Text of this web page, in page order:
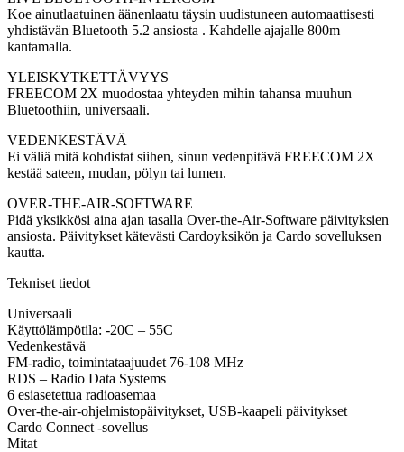
Koe ainutlaatuinen äänenlaatu täysin uudistuneen automaattisesti
yhdistävän Bluetooth 5.2 ansiosta . Kahdelle ajajalle 800m
kantamalla.
YLEISKYTKETTÄVYYS
FREECOM 2X muodostaa yhteyden mihin tahansa muuhun
Bluetoothiin, universaali.
VEDENKESTÄVÄ
Ei väliä mitä kohdistat siihen, sinun vedenpitävä FREECOM 2X
kestää sateen, mudan, pölyn tai lumen.
OVER-THE-AIR-SOFTWARE
Pidä yksikkösi aina ajan tasalla Over-the-Air-Software päivityksien
ansiosta. Päivitykset kätevästi Cardoyksikön ja Cardo sovelluksen
kautta.
Tekniset tiedot
Universaali
Käyttölämpötila: -20C – 55C
Vedenkestävä
FM-radio, toimintataajuudet 76-108 MHz
RDS – Radio Data Systems
6 esiasetettua radioasemaa
Over-the-air-ohjelmistopäivitykset, USB-kaapeli päivitykset
Cardo Connect -sovellus
Mitat